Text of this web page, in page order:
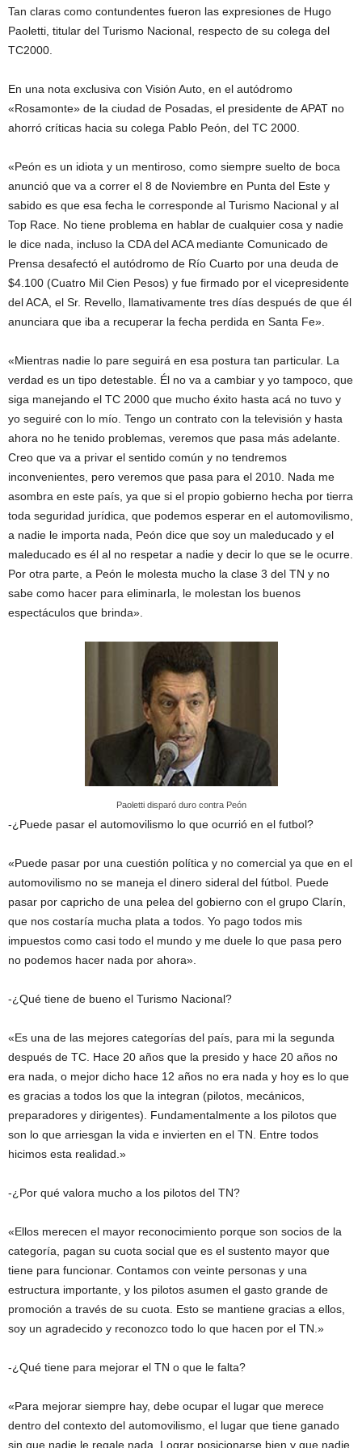
Tan claras como contundentes fueron las expresiones de Hugo
Paoletti, titular del Turismo Nacional, respecto de su colega del
TC2000.
En una nota exclusiva con Visión Auto, en el autódromo
«Rosamonte» de la ciudad de Posadas, el presidente de APAT no
ahorró críticas hacia su colega Pablo Peón, del TC 2000.
«Peón es un idiota y un mentiroso, como siempre suelto de boca
anunció que va a correr el 8 de Noviembre en Punta del Este y
sabido es que esa fecha le corresponde al Turismo Nacional y al
Top Race. No tiene problema en hablar de cualquier cosa y nadie
le dice nada, incluso la CDA del ACA mediante Comunicado de
Prensa desafectó el autódromo de Río Cuarto por una deuda de
$4.100 (Cuatro Mil Cien Pesos) y fue firmado por el vicepresidente
del ACA, el Sr. Revello, llamativamente tres días después de que él
anunciara que iba a recuperar la fecha perdida en Santa Fe».
«Mientras nadie lo pare seguirá en esa postura tan particular. La
verdad es un tipo detestable. Él no va a cambiar y yo tampoco, que
siga manejando el TC 2000 que mucho éxito hasta acá no tuvo y
yo seguiré con lo mío. Tengo un contrato con la televisión y hasta
ahora no he tenido problemas, veremos que pasa más adelante.
Creo que va a privar el sentido común y no tendremos
inconvenientes, pero veremos que pasa para el 2010. Nada me
asombra en este país, ya que si el propio gobierno hecha por tierra
toda seguridad jurídica, que podemos esperar en el automovilismo,
a nadie le importa nada, Peón dice que soy un maleducado y el
maleducado es él al no respetar a nadie y decir lo que se le ocurre.
Por otra parte, a Peón le molesta mucho la clase 3 del TN y no
sabe como hacer para eliminarla, le molestan los buenos
espectáculos que brinda».
Paoletti disparó duro contra Peón
-¿Puede pasar el automovilismo lo que ocurrió en el futbol?
«Puede pasar por una cuestión política y no comercial ya que en el
automovilismo no se maneja el dinero sideral del fútbol. Puede
pasar por capricho de una pelea del gobierno con el grupo Clarín,
que nos costaría mucha plata a todos. Yo pago todos mis
impuestos como casi todo el mundo y me duele lo que pasa pero
no podemos hacer nada por ahora».
-¿Qué tiene de bueno el Turismo Nacional?
«Es una de las mejores categorías del país, para mi la segunda
después de TC. Hace 20 años que la presido y hace 20 años no
era nada, o mejor dicho hace 12 años no era nada y hoy es lo que
es gracias a todos los que la integran (pilotos, mecánicos,
preparadores y dirigentes). Fundamentalmente a los pilotos que
son lo que arriesgan la vida e invierten en el TN. Entre todos
hicimos esta realidad.»
-¿Por qué valora mucho a los pilotos del TN?
«Ellos merecen el mayor reconocimiento porque son socios de la
categoría, pagan su cuota social que es el sustento mayor que
tiene para funcionar. Contamos con veinte personas y una
estructura importante, y los pilotos asumen el gasto grande de
promoción a través de su cuota. Esto se mantiene gracias a ellos,
soy un agradecido y reconozco todo lo que hacen por el TN.»
-¿Qué tiene para mejorar el TN o que le falta?
«Para mejorar siempre hay, debe ocupar el lugar que merece
dentro del contexto del automovilismo, el lugar que tiene ganado
sin que nadie le regale nada. Lograr posicionarse bien y que nadie